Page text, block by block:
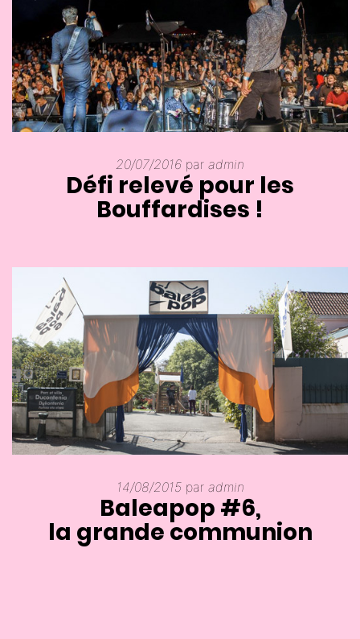
Défi relevé pour les
Bouffardises !
20/07/2016 par admin
Baleapop #6,
la grande communion
14/08/2015 par admin